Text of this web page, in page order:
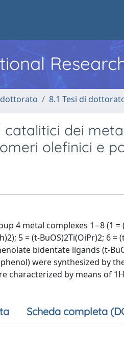
dottorato 8.1 Tesi di
catalitici dei
olefinici e
4 metal complexes 1−8 (1 =
5 = (t-BuOS)2Ti(OiPr)2; 6
bidentate ligands (t-
were synthesized by
characterized by means of
Scheda completa